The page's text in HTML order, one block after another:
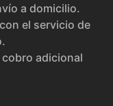
a domicilio.
el servicio de
adicional